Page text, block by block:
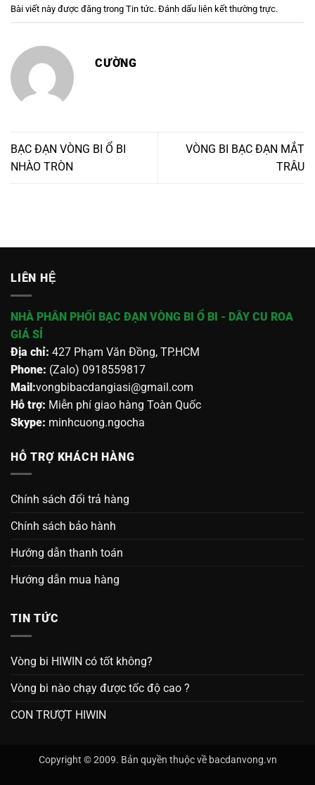
Bài viết này được đăng trong Tin tức. Đánh dấu liên kết thường trực.
CƯỜNG
BẠC ĐẠN VÒNG BI Ổ BI
NHÀO TRÒN
VÒNG BI BẠC ĐẠN MẮT
TRÂU
LIÊN HỆ
NHÀ PHÂN PHỐI BẠC ĐẠN VÒNG BI Ổ BI - DÂY CU ROA
GIÁ SỈ
Địa chỉ: 427 Phạm Văn Đồng, TP.HCM
Phone: (Zalo) 0918559817
Mail:vongbibacdangiasi@gmail.com
Hỗ trợ: Miễn phí giao hàng Toàn Quốc
Skype: minhcuong.ngocha
HỖ TRỢ KHÁCH HÀNG
Chính sách đổi trả hàng
Chính sách bảo hành
Hướng dẫn thanh toán
Hướng dẫn mua hàng
TIN TỨC
Vòng bi HIWIN có tốt không?
Vòng bi nào chạy được tốc độ cao ?
CON TRƯỢT HIWIN
Copyright © 2009. Bản quyền thuộc về bacdanvong.vn